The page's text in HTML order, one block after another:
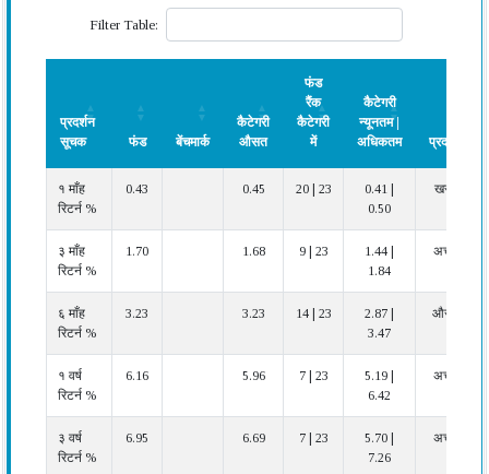
Filter Table:
प्रदर्शन
सूचक
फंड बेंचमार्क
कैटेगरी
औसत
फंड
रैंक
कैटेगरी
में
कैटेगरी
न्यूनतम |
अधिकतम
प्रदर्शन
सूचक
औसत
रैंक
न्यूनतम |
अधिकतम
१ माँह
रिटर्न %
0.43 0.45 20 | 23
0.41 |
0.50
खराब
३ माँह
रिटर्न %
1.70 1.68 9 | 23
1.44 |
1.84
अच्छा
६ माँह
रिटर्न %
3.23 3.23 14 | 23
2.87 |
3.47
औसत
१ वर्ष
रिटर्न %
6.16 5.96 7 | 23
5.19 |
6.42
अच्छा
३ वर्ष
रिटर्न %
6.95 6.69 7 | 23
5.70 |
7.26
अच्छा